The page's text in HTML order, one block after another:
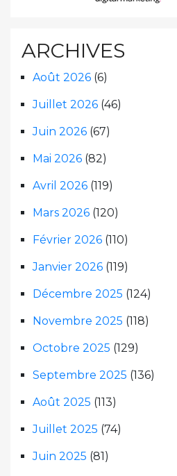
ARCHIVES
Août 2026 (6)
Juillet 2026 (46)
Juin 2026 (67)
Mai 2026 (82)
Avril 2026 (119)
Mars 2026 (120)
Février 2026 (110)
Janvier 2026 (119)
Décembre 2025 (124)
Novembre 2025 (118)
Octobre 2025 (129)
Septembre 2025 (136)
Août 2025 (113)
Juillet 2025 (74)
Juin 2025 (81)